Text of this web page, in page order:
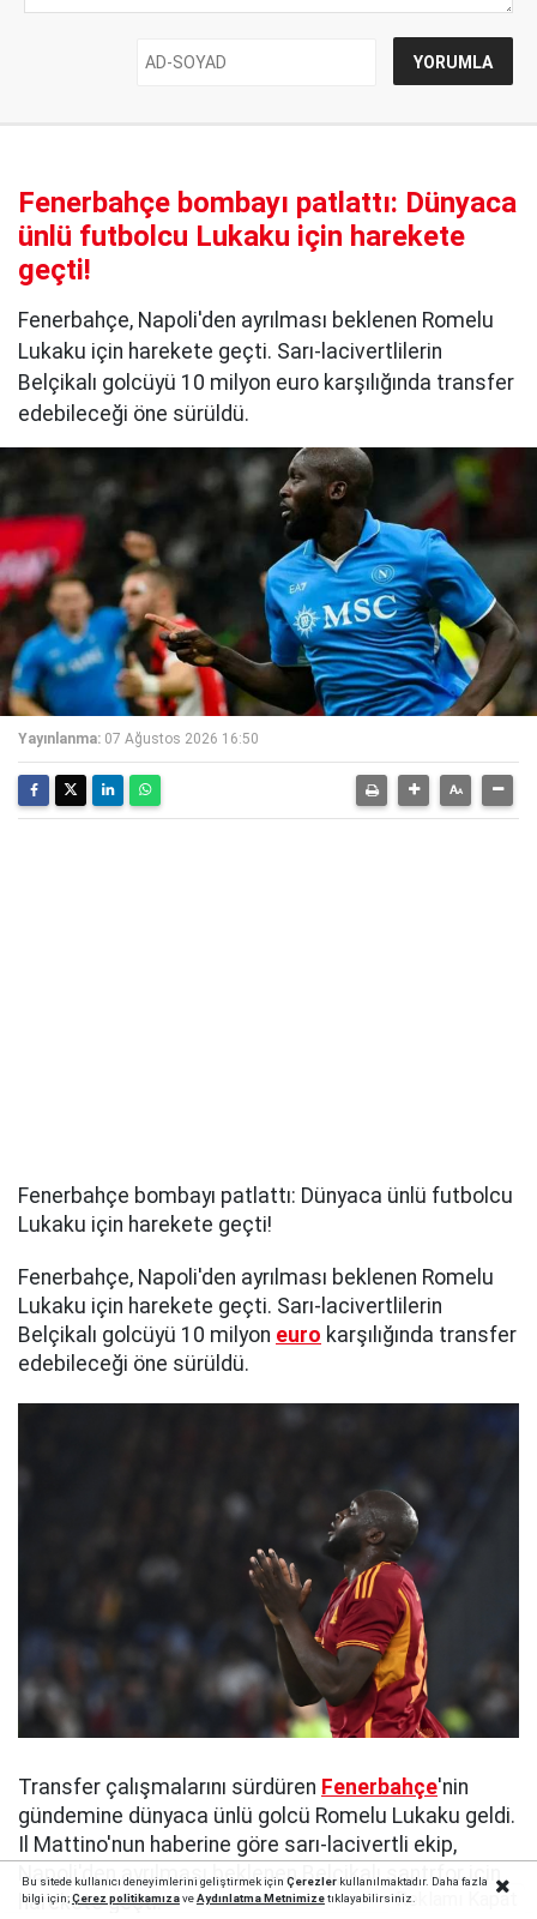
Fenerbahçe bombayı patlattı: Dünyaca
ünlü futbolcu Lukaku için harekete
geçti!
Fenerbahçe, Napoli'den ayrılması beklenen Romelu
Lukaku için harekete geçti. Sarı-lacivertlilerin
Belçikalı golcüyü 10 milyon euro karşılığında transfer
edebileceği öne sürüldü.
Yayınlanma: 07 Ağustos 2026 16:50
Fenerbahçe bombayı patlattı: Dünyaca ünlü futbolcu
Lukaku için harekete geçti!
Fenerbahçe, Napoli'den ayrılması beklenen Romelu
Lukaku için harekete geçti. Sarı-lacivertlilerin
Belçikalı golcüyü 10 milyon euro karşılığında transfer
edebileceği öne sürüldü.
Transfer çalışmalarını sürdüren Fenerbahçe'nin
gündemine dünyaca ünlü golcü Romelu Lukaku geldi.
Il Mattino'nun haberine göre sarı-lacivertli ekip,
Napoli'den ayrılması beklenen Belçikalı santrfor için
harekete geçti.
Bu sitede kullanıcı deneyimlerini geliştirmek için Çerezlerkullanılmaktadır. Daha fazla
bilgi için;Çerez politikamızaveAydınlatma Metnimizetıklayabilirsiniz.Reklamı Kapat